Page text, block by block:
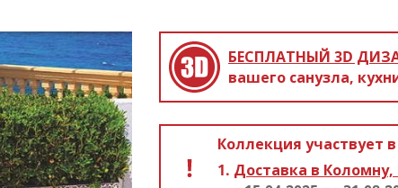
БЕСПЛАТНЫЙ 3D
вашего санузла,
Коллекция участвует
Доставка в Коломну,